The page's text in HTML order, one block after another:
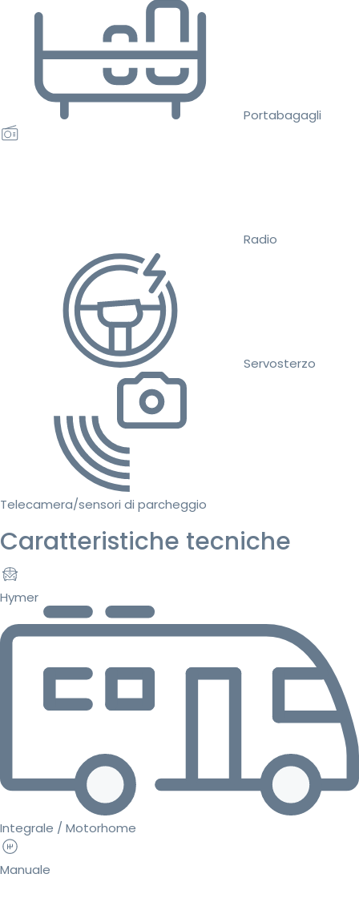
Portabagagli
Radio
Servosterzo
Telecamera/sensori di parcheggio
Caratteristiche tecniche
Hymer
Integrale / Motorhome
Manuale